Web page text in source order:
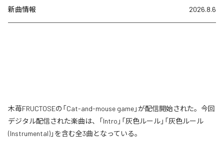
新曲情報 2026.8.6
木苺FRUCTOSEの「Cat-and-mouse game」が配信開始された。今回
デジタル配信された楽曲は、「Intro」「灰色ルール」「灰色ルール
(Instrumental)」を含む全3曲となっている。